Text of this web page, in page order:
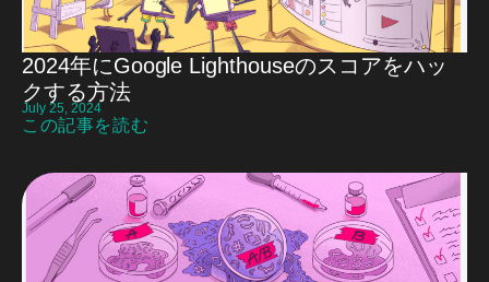
2024年にGoogle Lighthouseのスコアをハッ
クする方法
July 25, 2024
この記事を読む